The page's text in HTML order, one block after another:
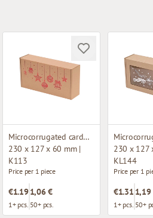
Microcorrugated cardboard box
230 x 127 x 60 mm |
K113
Price per 1 piece
€1.19
1+ pcs.
1,06 €
50+ pcs.
230 x 127
KL144
Price per 1
€1.31
1+ pcs.
1,19
50+